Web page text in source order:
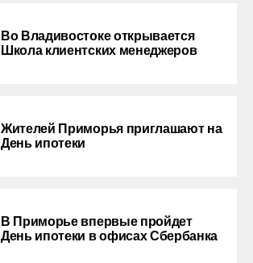
Во Владивостоке открывается
Школа клиентских менеджеров
Жителей Приморья приглашают на
День ипотеки
В Приморье впервые пройдет
День ипотеки в офисах Сбербанка